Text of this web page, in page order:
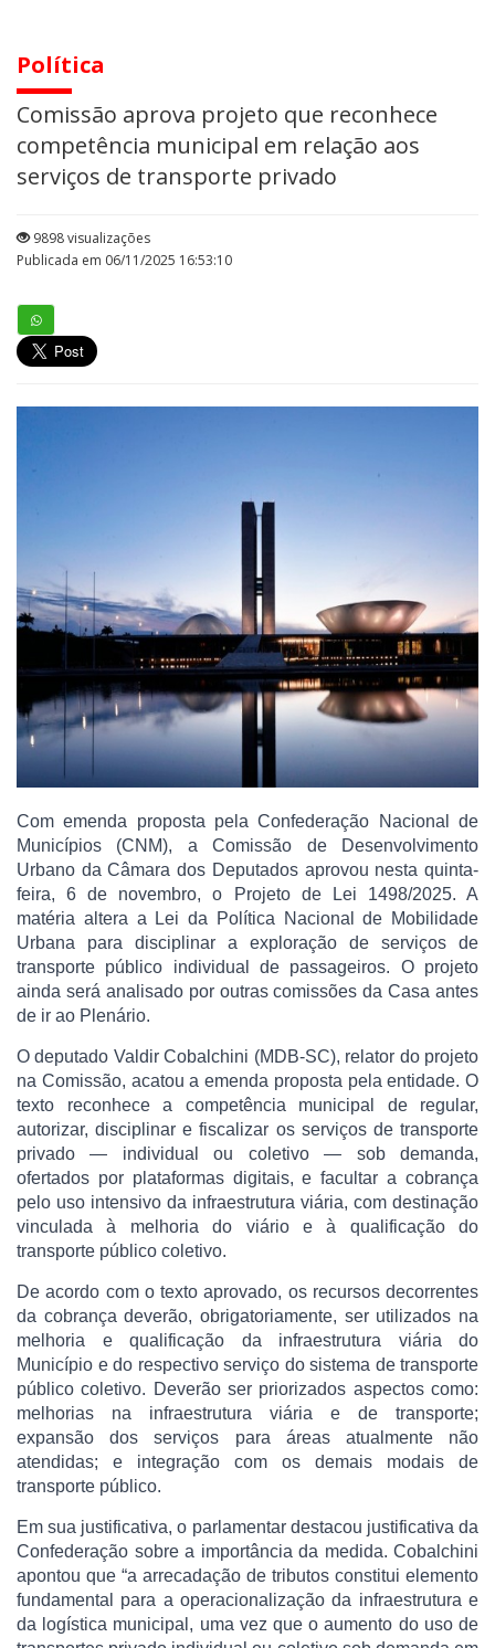
Política
Comissão aprova projeto que reconhece
competência municipal em relação aos
serviços de transporte privado
9898 visualizações
Publicada em 06/11/2025 16:53:10
Com emenda proposta pela Confederação Nacional de
Municípios (CNM), a Comissão de Desenvolvimento
Urbano da Câmara dos Deputados aprovou nesta quinta-
feira, 6 de novembro, o Projeto de Lei 1498/2025. A
matéria altera a Lei da Política Nacional de Mobilidade
Urbana para disciplinar a exploração de serviços de
transporte público individual de passageiros. O projeto
ainda será analisado por outras comissões da Casa antes
de ir ao Plenário.
O deputado Valdir Cobalchini (MDB-SC), relator do projeto
na Comissão, acatou a emenda proposta pela entidade. O
texto reconhece a competência municipal de regular,
autorizar, disciplinar e fiscalizar os serviços de transporte
privado — individual ou coletivo — sob demanda,
ofertados por plataformas digitais, e facultar a cobrança
pelo uso intensivo da infraestrutura viária, com destinação
vinculada à melhoria do viário e à qualificação do
transporte público coletivo.
De acordo com o texto aprovado, os recursos decorrentes
da cobrança deverão, obrigatoriamente, ser utilizados na
melhoria e qualificação da infraestrutura viária do
Município e do respectivo serviço do sistema de transporte
público coletivo. Deverão ser priorizados aspectos como:
melhorias na infraestrutura viária e de transporte;
expansão dos serviços para áreas atualmente não
atendidas; e integração com os demais modais de
transporte público.
Em sua justificativa, o parlamentar destacou justificativa da
Confederação sobre a importância da medida. Cobalchini
apontou que “a arrecadação de tributos constitui elemento
fundamental para a operacionalização da infraestrutura e
da logística municipal, uma vez que o aumento do uso de